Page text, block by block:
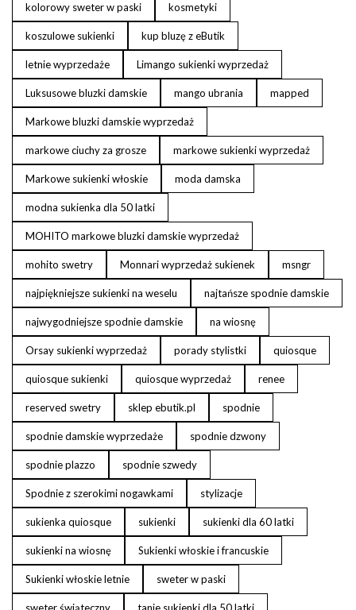
kolorowy sweter w paski kosmetyki
koszulowe sukienki kup bluzę z eButik
letnie wyprzedaże Limango sukienki wyprzedaż
Luksusowe bluzki damskie mango ubrania mapped
Markowe bluzki damskie wyprzedaż
markowe ciuchy za grosze markowe sukienki wyprzedaż
Markowe sukienki włoskie moda damska
modna sukienka dla 50 latki
MOHITO markowe bluzki damskie wyprzedaż
mohito swetry Monnari wyprzedaż sukienek msngr
najpiękniejsze sukienki na weselu najtańsze spodnie damskie
najwygodniejsze spodnie damskie na wiosnę
Orsay sukienki wyprzedaż porady stylistki quiosque
quiosque sukienki quiosque wyprzedaż renee
reserved swetry sklep ebutik.pl spodnie
spodnie damskie wyprzedaże spodnie dzwony
spodnie plazzo spodnie szwedy
Spodnie z szerokimi nogawkami stylizacje
sukienka quiosque sukienki sukienki dla 60 latki
sukienki na wiosnę Sukienki włoskie i francuskie
Sukienki włoskie letnie sweter w paski